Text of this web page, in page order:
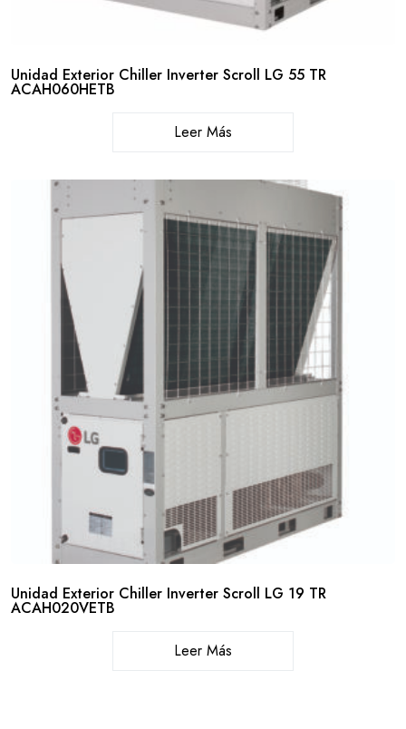
Unidad Exterior Chiller Inverter Scroll LG 55 TR
ACAH060HETB
Leer Más
Unidad Exterior Chiller Inverter Scroll LG 19 TR
ACAH020VETB
Leer Más